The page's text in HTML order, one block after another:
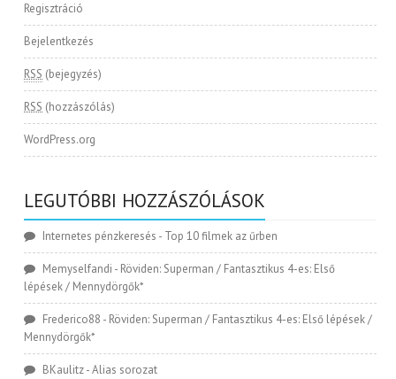
Regisztráció
Bejelentkezés
RSS (bejegyzés)
RSS (hozzászólás)
WordPress.org
LEGUTÓBBI HOZZÁSZÓLÁSOK
Internetes pénzkeresés - Top 10 filmek az űrben
Memyselfandi - Röviden: Superman / Fantasztikus 4-es: Első
lépések / Mennydörgők*
Frederico88 - Röviden: Superman / Fantasztikus 4-es: Első lépések /
Mennydörgők*
BKaulitz-Alias sorozat